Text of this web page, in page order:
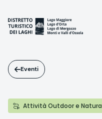
contenuto
principale
Eventi
Attività Outdoor e Natura